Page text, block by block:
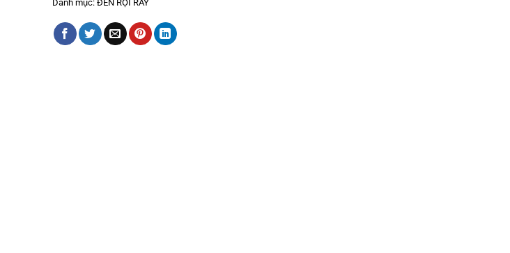
Danh mục: ĐÈN RỌI RAY